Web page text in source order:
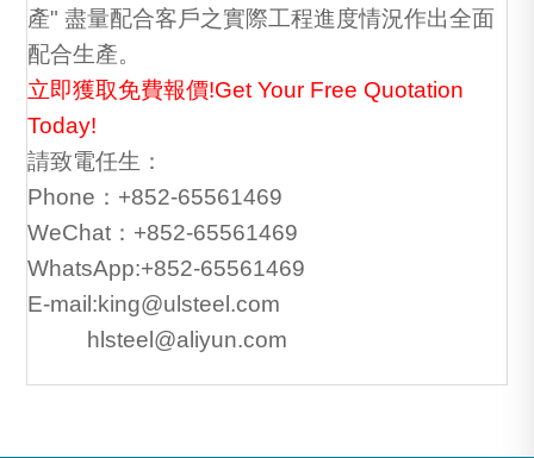
產" 盡量配合客戶之實際工程進度情況作出全面
配合生產。
立即獲取免費報價!Get Your Free Quotation
Today!
請致電任生：
Phone：+852-65561469
WeChat：+852-65561469
WhatsApp:+852-65561469
E-mail:king@ulsteel.com
hlsteel@aliyun.com